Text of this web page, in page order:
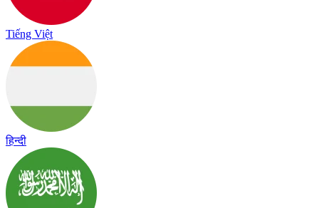
Tiếng Việt
हिन्दी